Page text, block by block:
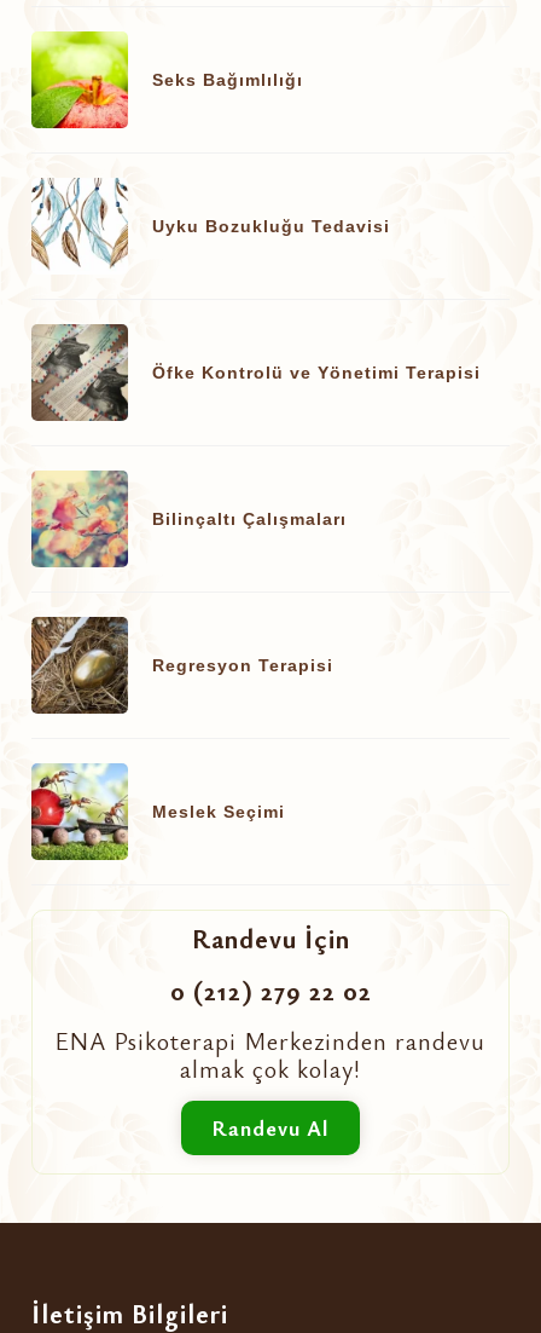
Seks Bağımlılığı
Uyku Bozukluğu Tedavisi
Öfke Kontrolü ve Yönetimi Terapisi
Bilinçaltı Çalışmaları
Regresyon Terapisi
Meslek Seçimi
Randevu İçin
0 (212) 279 22 02
ENA Psikoterapi Merkezinden randevu
almak çok kolay!
Randevu Al
İletişim Bilgileri